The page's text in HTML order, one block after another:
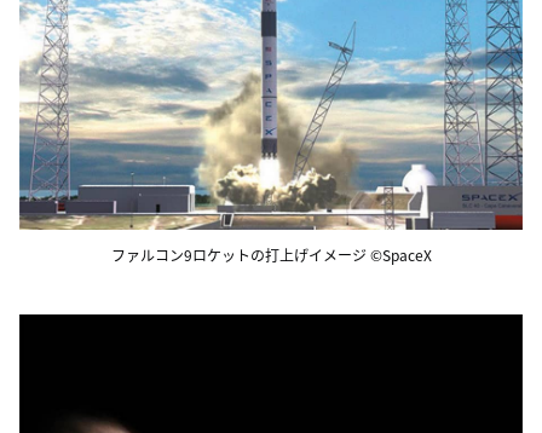
ファルコン9ロケットの打上げイメージ ©SpaceX